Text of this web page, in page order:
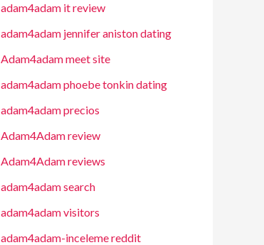
adam4adam it review
adam4adam jennifer aniston dating
Adam4adam meet site
adam4adam phoebe tonkin dating
adam4adam precios
Adam4Adam review
Adam4Adam reviews
adam4adam search
adam4adam visitors
adam4adam-inceleme reddit